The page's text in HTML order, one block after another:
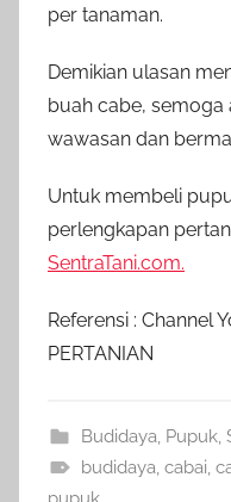
per tanaman.
Demikian ulasan
buah cabe, semoga
wawasan dan
Untuk membeli
perlengkapan
SentraTani.com.
Referensi : Channel
PERTANIAN
Budidaya, Pupuk,
budidaya, cabai,